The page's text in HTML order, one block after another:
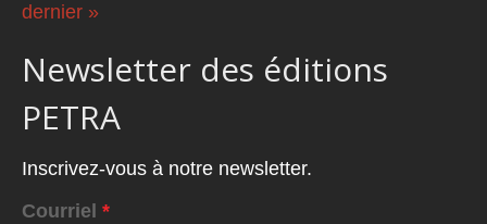
dernier »
Newsletter des éditions
PETRA
Inscrivez-vous à notre newsletter.
Courriel *